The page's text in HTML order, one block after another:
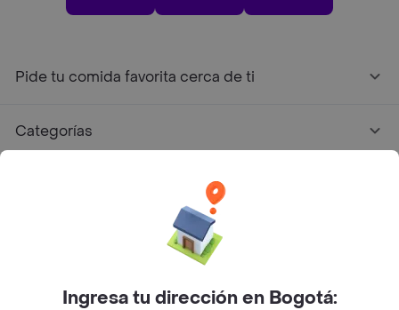
Pide tu comida favorita cerca de ti
Categorías
Facebook
Twitter
Instagram
Ingresa tu dirección en Bogotá: